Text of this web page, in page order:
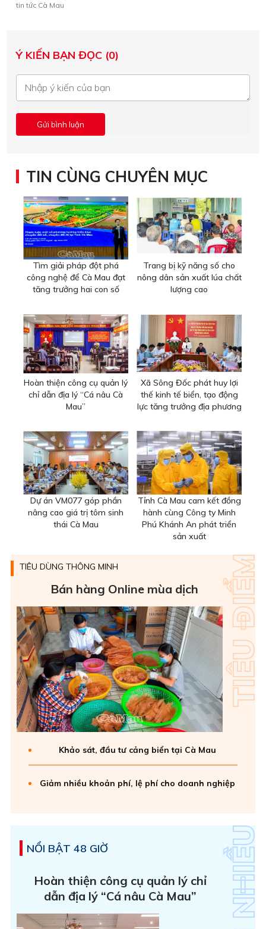
tin tức Cà Mau
Ý KIẾN BẠN ĐỌC (0)
TIN CÙNG CHUYÊN MỤC
Tìm giải pháp đột phá
công nghệ để Cà Mau đạt
tăng trưởng hai con số
Trang bị kỹ năng số cho
nông dân sản xuất lúa chất
lượng cao
Hoàn thiện công cụ quản lý
chỉ dẫn địa lý “Cá nâu Cà
Mau”
Xã Sông Đốc phát huy lợi
thế kinh tế biển, tạo động
lực tăng trưởng địa phương
Dự án VM077 góp phần
nâng cao giá trị tôm sinh
thái Cà Mau
Tỉnh Cà Mau cam kết đồng
hành cùng Công ty Minh
Phú Khánh An phát triển
sản xuất
TIÊU DÙNG THÔNG MINH
Bán hàng Online mùa dịch
Khảo sát, đầu tư cảng biển tại Cà Mau
Giảm nhiều khoản phí, lệ phí cho doanh nghiệp
NỔI BẬT 48 GIỜ
Hoàn thiện công cụ quản lý chỉ
dẫn địa lý “Cá nâu Cà Mau”